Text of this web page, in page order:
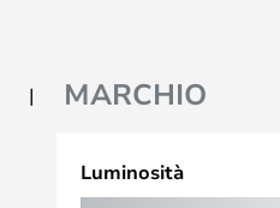
MARCHIO
Luminosità